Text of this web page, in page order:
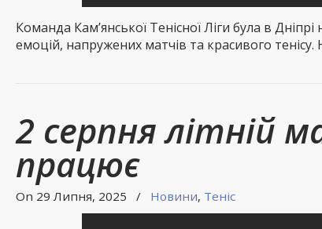
Команда Кам’янської Тенісної Ліги була в
емоцій, напружених матчів та красивого тенісу.
2 серпня літній
працює
On 29 Липня, 2025 / Новини, Теніс